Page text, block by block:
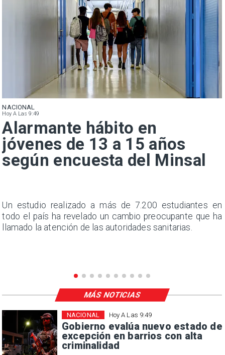
NACIONAL
Hoy A Las 9:49
Alarmante hábito en
jóvenes de 13 a 15 años
según encuesta del Minsal
Un estudio realizado a más de 7.200 estudiantes en
todo el país ha revelado un cambio preocupante que ha
llamado la atención de las autoridades sanitarias.
Hoy A Las 9:49
Gobierno evalúa nuevo estado de
excepción en barrios con alta
criminalidad
NACIONAL
MÁS NOTICIAS